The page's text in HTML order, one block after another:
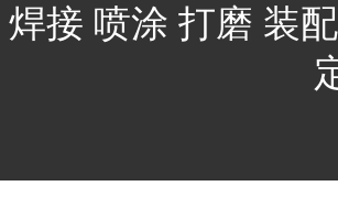
焊接 喷涂 打磨 装